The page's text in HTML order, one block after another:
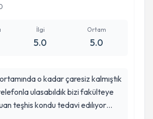
İlgi
5.0
Ortam
5.0
o kadar çaresiz kalmıştık
ulasabıldık bizi fakülteye
teşhis kondu tedavi edılıyor